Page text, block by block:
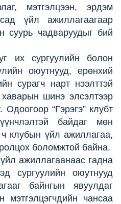
мэтгэлцээн, эрдэм
үйл ажиллагаагаар
суурь чадваруудыг бий
их сургуулийн болон
оюутнууд, ерөнхий
сурагч нарт нээлттэй
шинэ элсэлтээр
Одоогоор “Гэрэгэ” клубт
байдаг мөн
клубын үйл ажиллагаа,
боломжтой байна.
ажиллагаанаас гадна
сургуулийн оюутнууд
байнгын явуулдаг
мэтгэлцэгчдийн чансаа